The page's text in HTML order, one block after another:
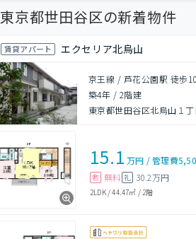
東京都世田谷区の新着物件
賃貸アパート エクセリア北烏山
京王線 / 芦花公園駅 徒歩
築4年 / 2階建
東京都世田谷区北烏山１
15.1 万円 /管理費
敷 無料 礼 30.2万円
2LDK/44.47㎡ / 2階